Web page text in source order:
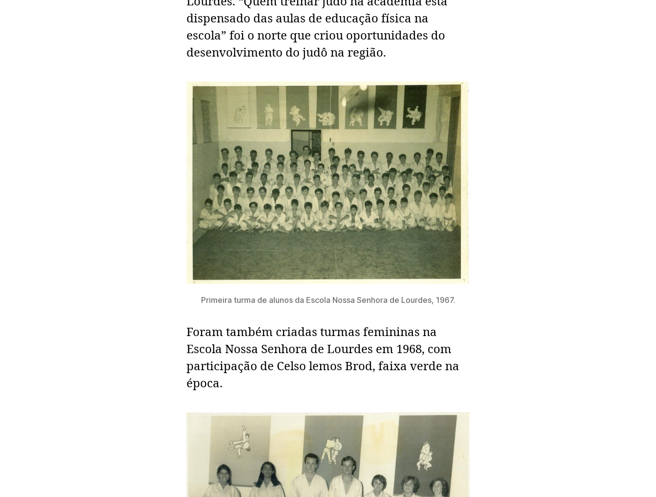
dispensado das aulas de educação física na
escola” foi o norte que criou oportunidades do
desenvolvimento do judô na região.
Primeira turma de alunos da Escola Nossa Senhora de Lourdes, 1967.
Foram também criadas turmas femininas na
Escola Nossa Senhora de Lourdes em 1968, com
participação de Celso lemos Brod, faixa verde na
época.